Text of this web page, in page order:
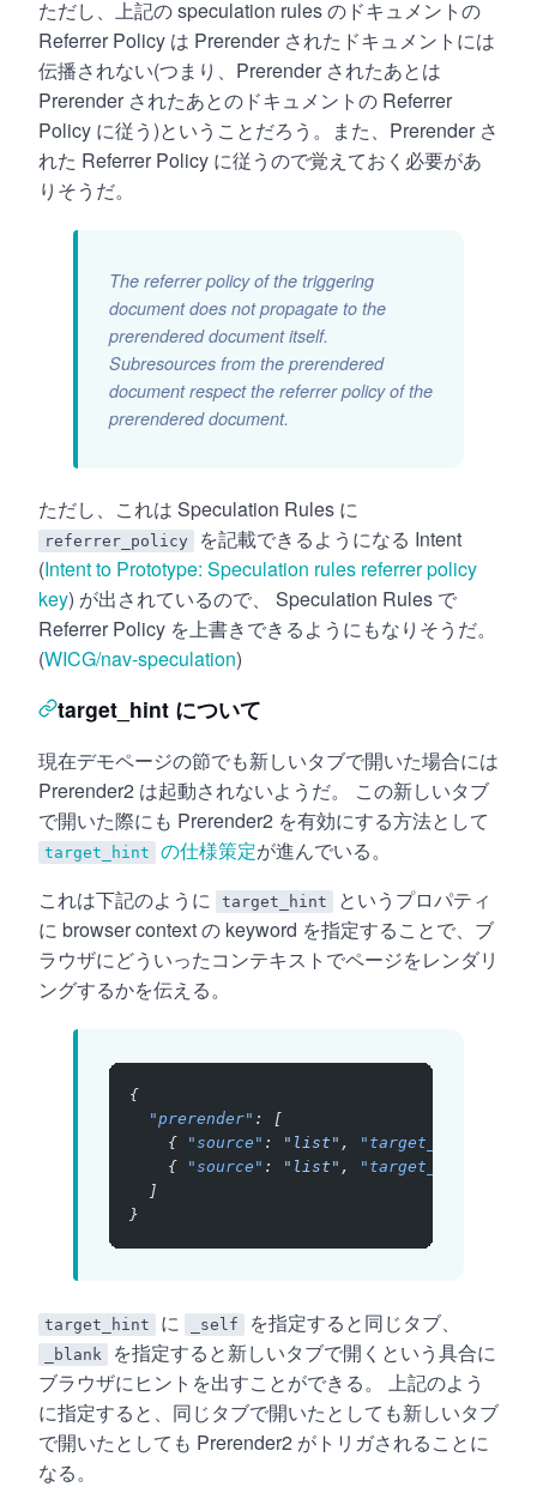
ただし、上記の speculation rules のドキュメントの
Referrer Policy は Prerender されたドキュメントには
伝播されない(つまり、Prerender されたあとは
Prerender されたあとのドキュメントの Referrer
Policy に従う)ということだろう。また、Prerender さ
れた Referrer Policy に従うので覚えておく必要があ
りそうだ。
The referrer policy of the triggering
document does not propagate to the
prerendered document itself.
Subresources from the prerendered
document respect the referrer policy of the
prerendered document.
ただし、これは Speculation Rules に
referrer_policy
を記載できるようになる Intent
(Intent to Prototype: Speculation rules referrer policy
key) が出されているので、 Speculation Rules で
Referrer Policy を上書きできるようにもなりそうだ。
(WICG/nav-speculation)
target_hint について
現在デモページの節でも新しいタブで開いた場合には
Prerender2 は起動されないようだ。 この新しいタブ
で開いた際にも Prerender2 を有効にする方法として
target_hint の仕様策定が進んでいる。
これは下記のように
target_hint
というプロパティ
に browser context の keyword を指定することで、ブ
ラウザにどういったコンテキストでページをレンダリ
ングするかを伝える。
{
  "prerender"
: [
    {
"source" : "list" , "target_hint"
    {
"source" : "list" , "target_hint"
  ]
}
target_hint に _self を指定すると同じタブ、
_blank
を指定すると新しいタブで開くという具合に
ブラウザにヒントを出すことができる。 上記のよう
に指定すると、同じタブで開いたとしても新しいタブ
で開いたとしても Prerender2 がトリガされることに
なる。